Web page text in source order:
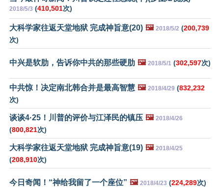
2018/5/3 (410,501次)
大科学家往返天堂地狱 完成神旨意(20) 🖼️ 2018/5/2 (200,739
次)
中兴是软肋，告诉你中共的那些硬肋 🖼️ 2018/5/1 (302,597次)
中共惊！决定南北韩合并是最高智慧 🖼️ 2018/4/29 (832,232
次)
谈谈4·25！川普的评价与江泽民的镇压 🖼️ 2018/4/26
(800,821次)
大科学家往返天堂地狱 完成神旨意(19) 🖼️ 2018/4/25
(208,910次)
今日奇闻！“神给我留了一个座位” 🖼️ 2018/4/23 (224,289次)